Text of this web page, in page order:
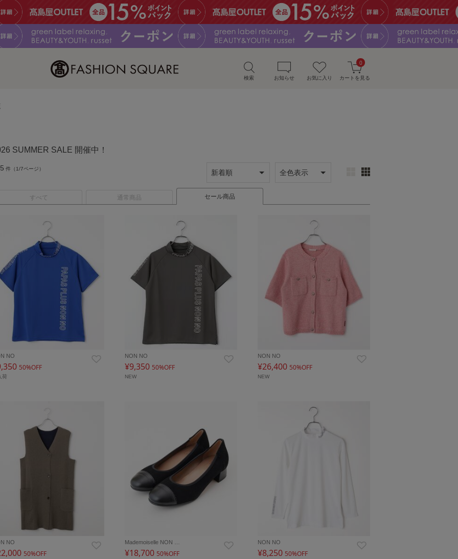
検索 お知らせ お気に入り カートを見る
0
SUMMER SALE 開催中！
件（1/7ページ）
すべて 通常商品 セール商品
NO
50%OFF
荷
NON NO
¥9,350 50%OFF
NEW
NON NO
¥26,400 50%OFF
NEW
NO
50%OFF
Mademoiselle NON …
¥18,700 50%OFF
NON NO
¥8,250 50%OFF